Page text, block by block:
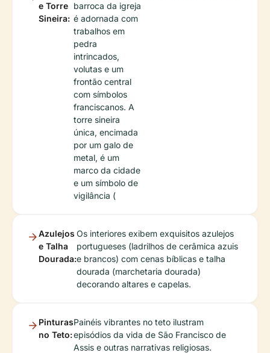
e Torre
Sineira:
barroca da igreja
é adornada com
trabalhos em
pedra
intrincados,
volutas e um
frontão central
com símbolos
franciscanos. A
torre sineira
única, encimada
por um galo de
metal, é um
marco da cidade
e um símbolo de
vigilância (
Azulejos
e Talha
Dourada:
Os interiores exibem exquisitos azulejos
portugueses (ladrilhos de cerâmica azuis
e brancos) com cenas bíblicas e talha
dourada (marchetaria dourada)
decorando altares e capelas.
Pinturas
no Teto:
Painéis vibrantes no teto ilustram
episódios da vida de São Francisco de
Assis e outras narrativas religiosas.